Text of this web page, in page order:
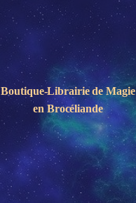
Boutique-Librairie deMagie
en Brocéliande